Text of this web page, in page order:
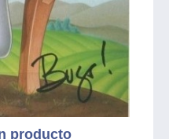
producto